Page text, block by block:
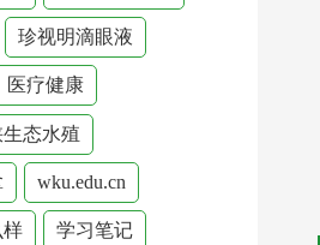
珍视明滴眼液
医疗健康
态水殖
wku.edu.cn
样 学习笔记